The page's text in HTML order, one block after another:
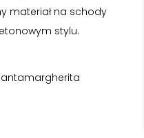
materiał na schody
stylu.